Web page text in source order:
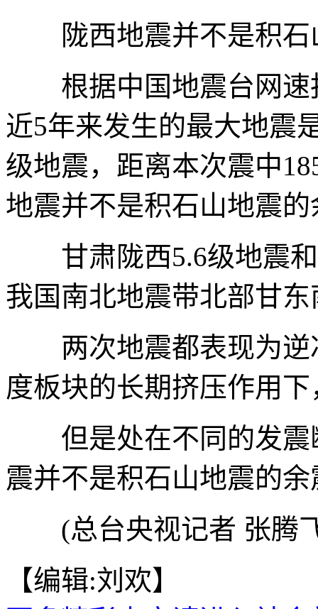
陇西地震并不是积石
根据中国地震台网速
近5年来发生的最大地震
级地震，距离本次震中
地震并不是积石山地震的
甘肃陇西5.6级地震和
我国南北地震带北部甘
两次地震都表现为逆
度板块的长期挤压作用
但是处在不同的发震
震并不是积石山地震的余
(总台央视记者 张腾
【编辑:刘欢】